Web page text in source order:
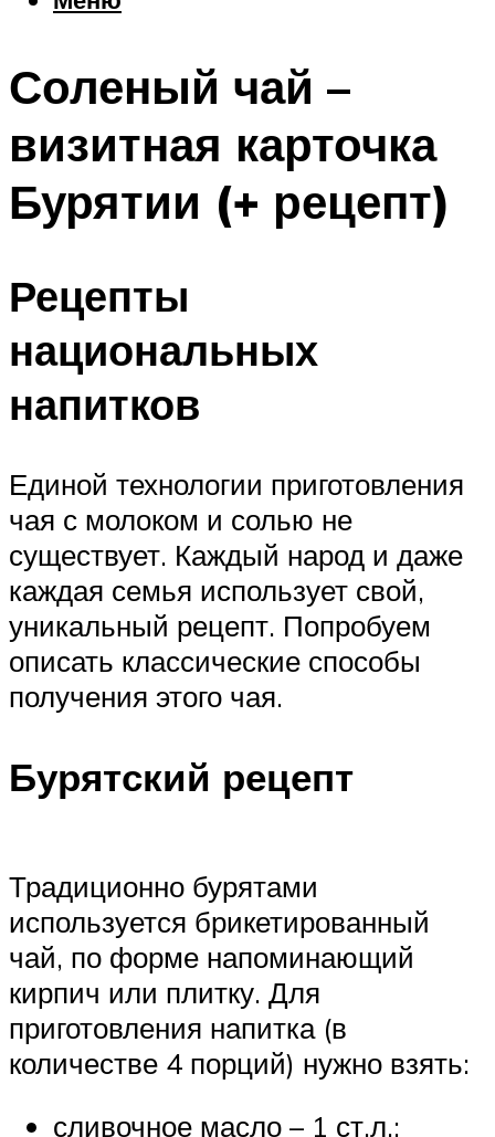
Шоппинг
Меню
Соленый чай –
визитная карточка
Бурятии (+ рецепт)
Рецепты
национальных
напитков
Единой технологии приготовления
чая с молоком и солью не
существует. Каждый народ и даже
каждая семья использует свой,
уникальный рецепт. Попробуем
описать классические способы
получения этого чая.
Бурятский рецепт
Традиционно бурятами
используется брикетированный
чай, по форме напоминающий
кирпич или плитку. Для
приготовления напитка (в
количестве 4 порций) нужно взять:
сливочное масло – 1 ст.л.;